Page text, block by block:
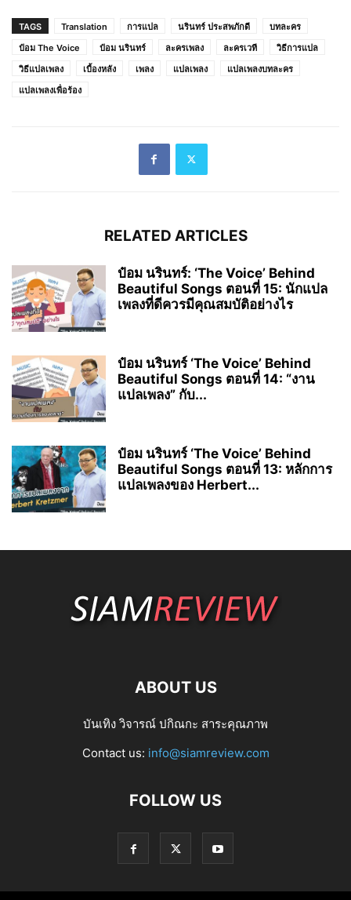
TAGS Translation การแปล นรินทร์ ประสพภักดี
บทละคร
ป๋อม The Voice
ป๋อม นรินทร์ ละครเพลง ละครเวที
วิธีการแปล
วิธีแปลเพลง
เบื้องหลัง เพลง แปลเพลง
แปลเพลงบทละคร
แปลเพลงเพื่อร้อง
RELATED ARTICLES
ป๋อม นรินทร์: ‘The Voice’ Behind
Beautiful Songs ตอนที่ 15: นักแปล
เพลงที่ดีควรมีคุณสมบัติอย่างไร
ป๋อม นรินทร์ ‘The Voice’ Behind
Beautiful Songs ตอนที่ 14: “งาน
แปลเพลง” กับ...
ป๋อม นรินทร์ ‘The Voice’ Behind
Beautiful Songs ตอนที่ 13: หลักการ
แปลเพลงของ Herbert...
ABOUT US
บันเทิง วิจารณ์ ปกิณกะ สาระคุณภาพ
Contact us: info@siamreview.com
FOLLOW US